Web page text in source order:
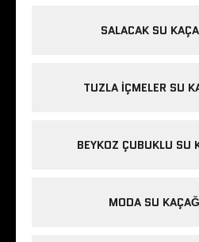
SALACAK SU
TUZLA IÇMELER SU
BEYKOZ ÇUBUKLU SU
MODA SU